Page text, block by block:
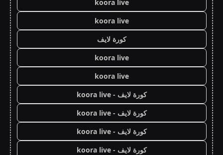
koora live
koora live
كورة لايف
koora live
koora live
كورة لايف - koora live
كورة لايف - koora live
كورة لايف - koora live
كورة لايف - koora live